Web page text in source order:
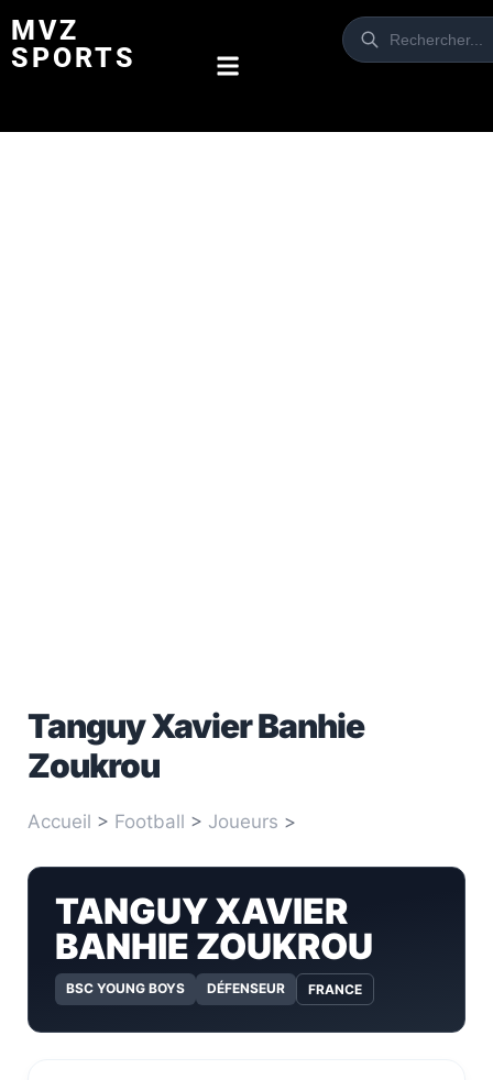
MVZ
SPORTS
Tanguy Xavier Banhie
Zoukrou
Accueil > Football > Joueurs >
TANGUY XAVIER
BANHIE ZOUKROU
BSC YOUNG BOYS DÉFENSEUR FRANCE